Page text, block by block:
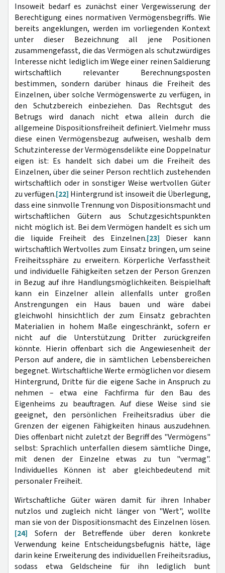
Insoweit bedarf es zunächst einer Vergewisserung der
Berechtigung eines normativen Vermögensbegriffs. Wie
bereits angeklungen, werden im vorliegenden Kontext
unter dieser Bezeichnung all jene Positionen
zusammengefasst, die das Vermögen als schutzwürdiges
Interesse nicht lediglich im Wege einer reinen Saldierung
wirtschaftlich relevanter Berechnungsposten
bestimmen, sondern darüber hinaus die Freiheit des
Einzelnen, über solche Vermögenswerte zu verfügen, in
den Schutzbereich einbeziehen. Das Rechtsgut des
Betrugs wird danach nicht etwa allein durch die
allgemeine Dispositionsfreiheit definiert. Vielmehr muss
diese einen Vermögensbezug aufweisen, weshalb dem
Schutzinteresse der Vermögensdelikte eine Doppelnatur
eigen ist: Es handelt sich dabei um die Freiheit des
Einzelnen, über die seiner Person rechtlich zustehenden
wirtschaftlich oder in sonstiger Weise wertvollen Güter
zu verfügen.[22] Hintergrund ist insoweit die Überlegung,
dass eine sinnvolle Trennung von Dispositionsmacht und
wirtschaftlichen Gütern aus Schutzgesichtspunkten
nicht möglich ist. Bei dem Vermögen handelt es sich um
die liquide Freiheit des Einzelnen.[23] Dieser kann
wirtschaftlich Wertvolles zum Einsatz bringen, um seine
Freiheitssphäre zu erweitern. Körperliche Verfasstheit
und individuelle Fähigkeiten setzen der Person Grenzen
in Bezug auf ihre Handlungsmöglichkeiten. Beispielhaft
kann ein Einzelner allein allenfalls unter großen
Anstrengungen ein Haus bauen und wäre dabei
gleichwohl hinsichtlich der zum Einsatz gebrachten
Materialien in hohem Maße eingeschränkt, sofern er
nicht auf die Unterstützung Dritter zurückgreifen
könnte. Hierin offenbart sich die Angewiesenheit der
Person auf andere, die in sämtlichen Lebensbereichen
begegnet. Wirtschaftliche Werte ermöglichen vor diesem
Hintergrund, Dritte für die eigene Sache in Anspruch zu
nehmen – etwa eine Fachfirma für den Bau des
Eigenheims zu beauftragen. Auf diese Weise sind sie
geeignet, den persönlichen Freiheitsradius über die
Grenzen der eigenen Fähigkeiten hinaus auszudehnen.
Dies offenbart nicht zuletzt der Begriff des "Vermögens"
selbst: Sprachlich unterfallen diesem sämtliche Dinge,
mit denen der Einzelne etwas zu tun "vermag".
Individuelles Können ist aber gleichbedeutend mit
personaler Freiheit.
Wirtschaftliche Güter wären damit für ihren Inhaber
nutzlos und zugleich nicht länger von "Wert", wollte
man sie von der Dispositionsmacht des Einzelnen lösen.
[24] Sofern der Betreffende über deren konkrete
Verwendung keine Entscheidungsbefugnis hätte, läge
darin keine Erweiterung des individuellen Freiheitsradius,
sodass etwa Geldscheine für ihn lediglich bunt